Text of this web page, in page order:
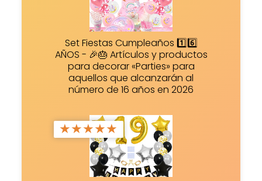
Set Fiestas Cumpleaños 1️⃣6️⃣
AÑOS - 🎉🎂 Artículos y productos
para decorar «Parties» para
aquellos que alcanzarán al
número de 16 años en 2026
★★★★★